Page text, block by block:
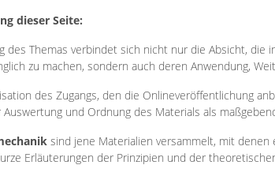
dieser Seite:
des Themas verbindet sich nicht nur die Absicht,
zu machen, sondern auch deren Anwendung,
des Zugangs, den die Onlineveröffentlichung
und Ordnung des Materials als
sind jene Materialien versammelt, mit
Erläuterungen der Prinzipien und der